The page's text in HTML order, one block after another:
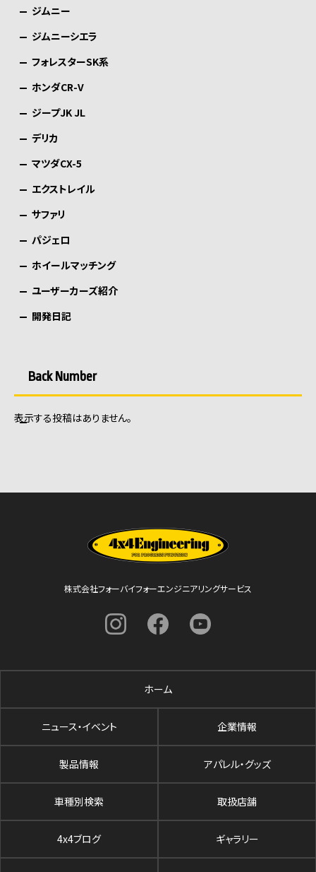
ジムニー
ジムニーシエラ
フォレスターSK系
ホンダCR-V
ジープJK JL
デリカ
マツダCX-5
エクストレイル
サファリ
パジェロ
ホイールマッチング
ユーザーカーズ紹介
開発日記
Back Number
表示する投稿はありません。
株式会社フォーバイフォーエンジニアリングサービス
ホーム
ニュース・イベント 企業情報
製品情報 アパレル・グッズ
車種別検索 取扱店舗
4x4ブログ ギャラリー